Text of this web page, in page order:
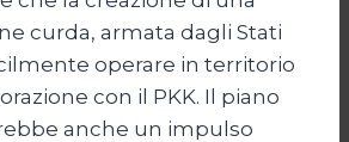
curda, armata dagli Stati
operare in territorio
con il PKK. Il piano
anche un impulso